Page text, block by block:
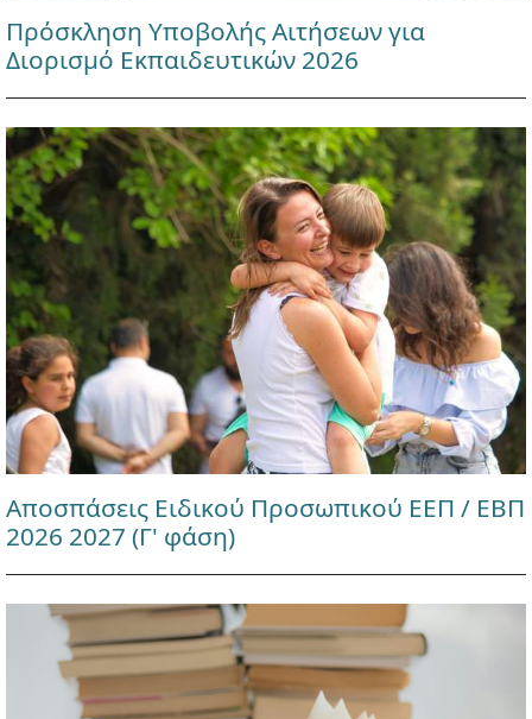
Πρόσκληση Υποβολής Αιτήσεων για
Διορισμό Εκπαιδευτικών 2026
Αποσπάσεις Ειδικού Προσωπικού ΕΕΠ / ΕΒΠ
2026 2027 (Γ' φάση)